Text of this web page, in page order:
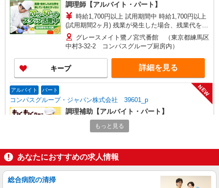
調理師【アルバイト・パート】
時給1,700円以上 試用期間中 時給1,700円以上
(試用期間2ヶ月) 残業が発生した場合、残業代を1
分単位で別途支給します。
グレースメイト鷺ノ宮弐番館 （東京都練馬区
中村3-32-2 コンパスグループ厨房内）
キープ 詳細を見る
アルバイト パート
コンパスグループ・ジャパン株式会社 39601_p
NEW
調理補助【アルバイト・パート】
時給1,300円以上 試用期間中 時給1,300円以上
(試用期間2ヶ月) 残業が発生した場合、残業代を1
馬区土支田1丁目13番20号）
キープ 詳細を見る
もっと見る
あなたにおすすめの求人情報
総合病院の清掃